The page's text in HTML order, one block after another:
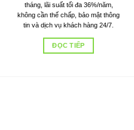
tháng, lãi suất tối đa 36%/năm,
không cần thế chấp, bảo mật thông
tin và dịch vụ khách hàng 24/7.
ĐỌC TIẾP